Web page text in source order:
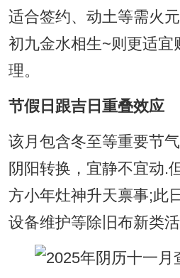
适合签约、动土等需火
初九金水相生~则更适宜
理。
节假日跟吉日重叠效应
该月包含冬至等重要节
阴阳转换，宜静不宜动.
方小年灶神升天禀事;此
设备维护等除旧布新类